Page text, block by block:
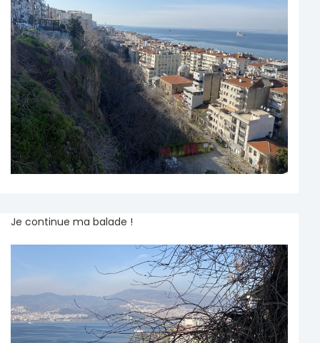
Je continue ma balade !